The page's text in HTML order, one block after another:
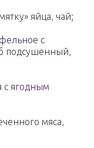
яйца, чай;
с
подсушенный,
с ягодным
мяса,